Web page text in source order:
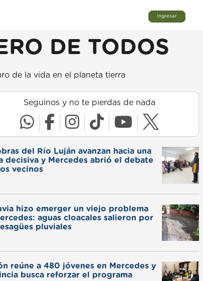
Ingresar
DE TODOS
de la vida en el planeta tierra
Seguinos y no te pierdas de nada
del Río Luján avanzan hacia una
decisiva y Mercedes abrió el debate
vecinos
hizo emerger un viejo problema
aguas cloacales salieron por
pluviales
reúne a 480 jóvenes en Mercedes y
busca reforzar el programa